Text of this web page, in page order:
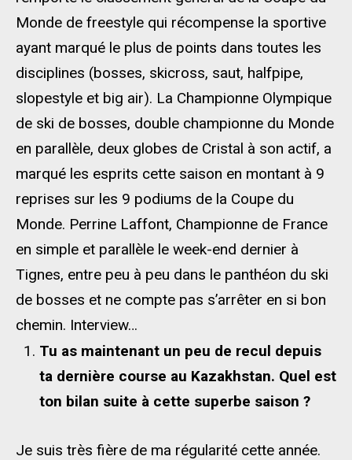
Monde de freestyle qui récompense la sportive
ayant marqué le plus de points dans toutes les
disciplines (bosses, skicross, saut, halfpipe,
slopestyle et big air). La Championne Olympique
de ski de bosses, double championne du Monde
en parallèle, deux globes de Cristal à son actif, a
marqué les esprits cette saison en montant à 9
reprises sur les 9 podiums de la Coupe du
Monde. Perrine Laffont, Championne de France
en simple et parallèle le week-end dernier à
Tignes, entre peu à peu dans le panthéon du ski
de bosses et ne compte pas s’arrêter en si bon
chemin. Interview…
Tu as maintenant un peu de recul depuis
ta dernière course au Kazakhstan. Quel est
ton bilan suite à cette superbe saison ?
Je suis très fière de ma régularité cette année.